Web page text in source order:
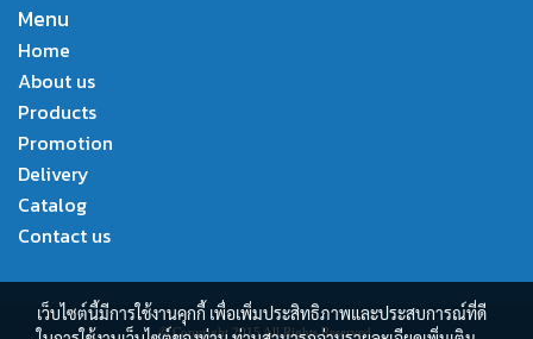
Menu
Home
About us
Products
Promotion
Delivery
Catalog
Contact us
© Copyright 2015 All Rights Reserved.
เว็บไซต์นี้มีการใช้งานคุกกี้ เพื่อเพิ่มประสิทธิภาพและประสบการณ์ที่ดี